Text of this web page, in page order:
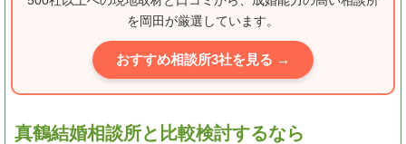
を岡田が厳選しています。
おすすめ相談所3社を見る →
真鶴結婚相談所と比較検討するなら